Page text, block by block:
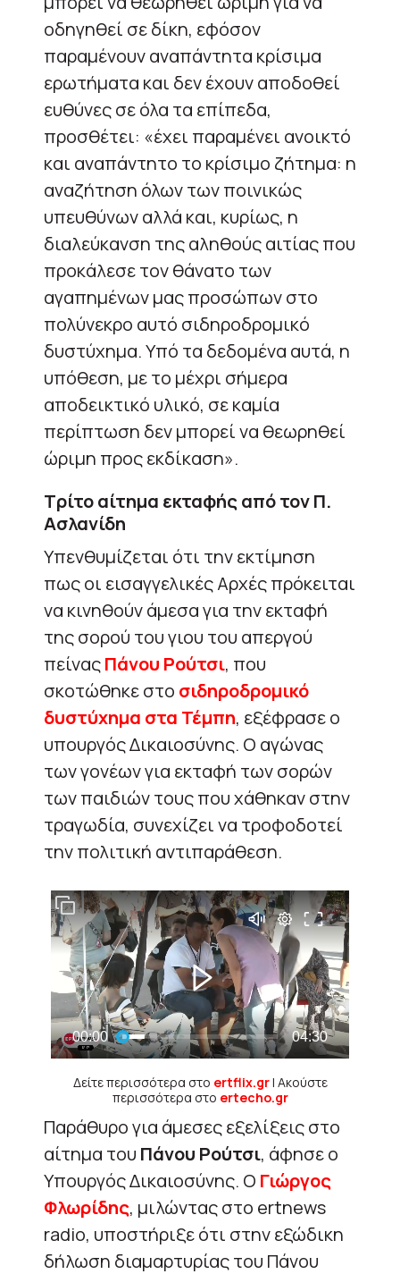
οδηγηθεί σε δίκη, εφόσον
παραμένουν αναπάντητα κρίσιμα
ερωτήματα και δεν έχουν αποδοθεί
ευθύνες σε όλα τα επίπεδα,
προσθέτει: «έχει παραμένει ανοικτό
και αναπάντητο το κρίσιμο ζήτημα: η
αναζήτηση όλων των ποινικώς
υπευθύνων αλλά και, κυρίως, η
διαλεύκανση της αληθούς αιτίας που
προκάλεσε τον θάνατο των
αγαπημένων μας προσώπων στο
πολύνεκρο αυτό σιδηροδρομικό
δυστύχημα. Υπό τα δεδομένα αυτά, η
υπόθεση, με το μέχρι σήμερα
αποδεικτικό υλικό, σε καμία
περίπτωση δεν μπορεί να θεωρηθεί
ώριμη προς εκδίκαση».
Τρίτο αίτημα εκταφής από τον Π.
Ασλανίδη
Υπενθυμίζεται ότι την εκτίμηση
πως οι εισαγγελικές Αρχές πρόκειται
να κινηθούν άμεσα για την εκταφή
της σορού του γιου του απεργού
πείναςΠάνου Ρούτσι, που
σκοτώθηκε στο σιδηροδρομικό
δυστύχημα στα Τέμπη, εξέφρασε ο
υπουργός Δικαιοσύνης. Ο αγώνας
των γονέων για εκταφή των σορών
των παιδιών τους που χάθηκαν στην
τραγωδία, συνεχίζει να τροφοδοτεί
την πολιτική αντιπαράθεση.
Δείτε περισσότερα στο ertflix.gr| Ακούστε
περισσότερα στο ertecho.gr
Παράθυρο για άμεσες εξελίξεις στο
αίτημα του Πάνου Ρούτσι, άφησε ο
Υπουργός Δικαιοσύνης. Ο Γιώργος
Φλωρίδης, μιλώντας στο ertnews
radio, υποστήριξε ότι στην εξώδικη
δήλωση διαμαρτυρίας του Πάνου